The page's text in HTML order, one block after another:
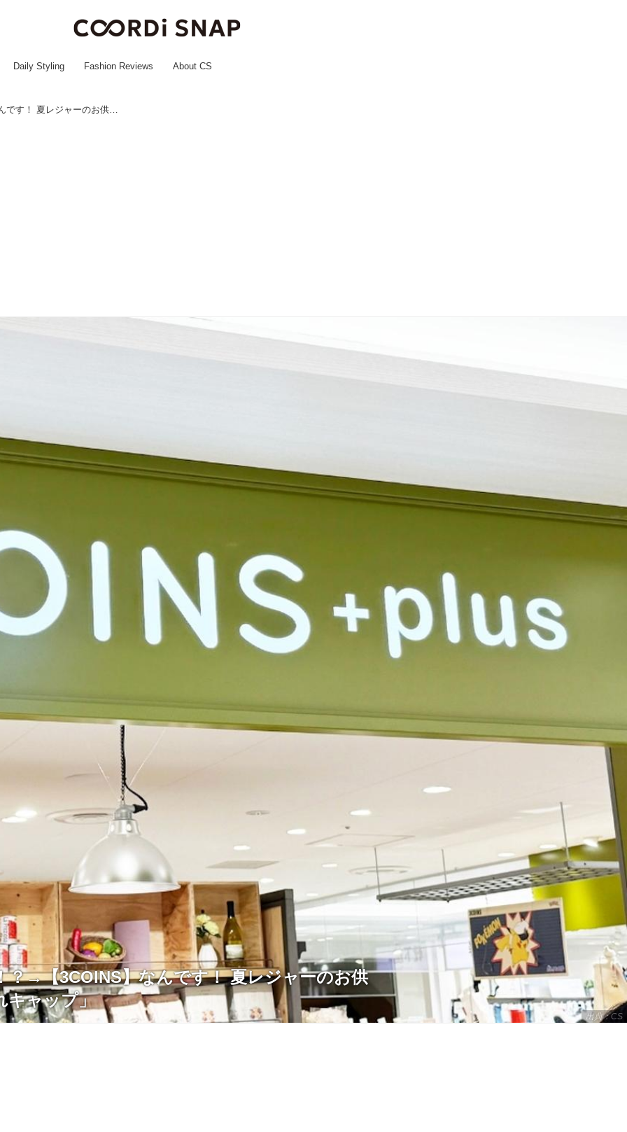
Daily Styling Fashion Reviews About CS
それドコの！？→【3COINS】なんです！ 夏レジャーのお供♡「おしゃれキャップ」
出典：CS
？→【3COINS】なんです！ 夏レジャーのお供
ャップ」